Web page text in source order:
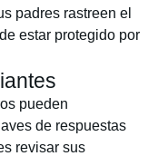
padres rastreen el
estar protegido por
pueden
de respuestas
revisar sus